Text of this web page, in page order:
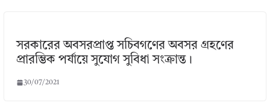
সরকারের অবসরপ্রাপ্ত সচিবগণের অবসর গ্রহণের
প্রারম্ভিক পর্যায়ে সুযোগ সুবিধা সংক্রান্ত।
30/07/2021